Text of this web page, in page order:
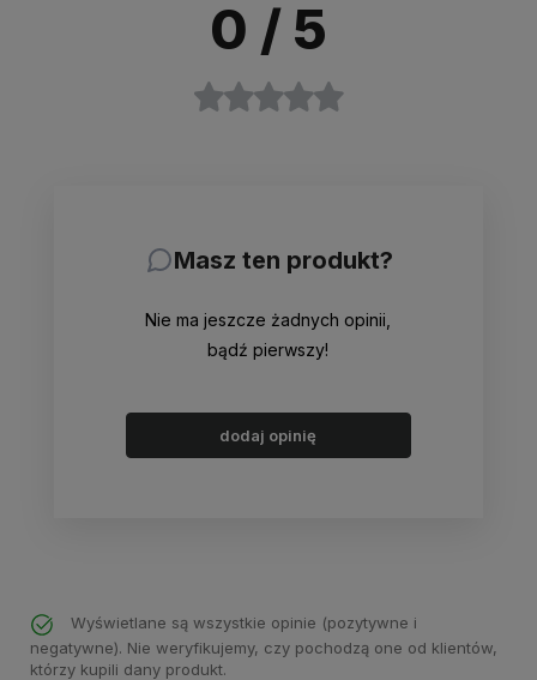
0 / 5
Masz ten produkt?
Nie ma jeszcze żadnych opinii,
bądź pierwszy!
dodaj opinię
Wyświetlane są wszystkie opinie (pozytywne i
negatywne). Nie weryfikujemy, czy pochodzą one od klientów,
którzy kupili dany produkt.